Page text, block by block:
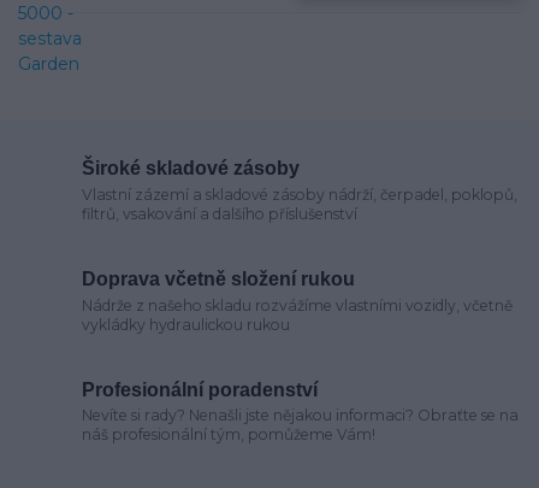
Široké skladové zásoby
Vlastní zázemí a skladové zásoby nádrží, čerpadel, poklopů,
filtrů, vsakování a dalšího příslušenství
Doprava včetně složení rukou
Nádrže z našeho skladu rozvážíme vlastními vozidly, včetně
vykládky hydraulickou rukou
Profesionální poradenství
Nevíte si rady? Nenašli jste nějakou informaci? Obraťte se na
náš profesionální tým, pomůžeme Vám!